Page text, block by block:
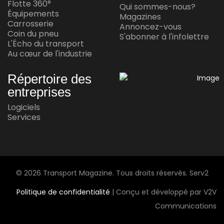
réussite en conduite autonome
Jul 15, 2026
AU CŒUR DE L'INDUSTRIE
Express Frontières
Jul 14, 2026
Jul 13, 2026
Flotte 360°
Équipements
Carrosserie
Coin du pneu
L'Écho du transport
Au cœur de l'industrie
Qui sommes-nous?
Magazines
Annoncez-vous
S'abonner à l'infolettre
Répertoire des
entreprises
Logiciels
Services
© 2026 Transport Magazine. Tous droits réservés. Serv2
Politique de confidentialité | Conçu et développé par V2V
Communications